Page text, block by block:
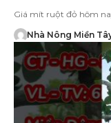
Giá mít ruột đỏ hôm nay
Nhà Nông Miền